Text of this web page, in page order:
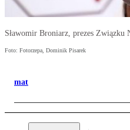
Sławomir Broniarz, prezes Związku
Foto: Fotorzepa, Dominik Pisarek
mat